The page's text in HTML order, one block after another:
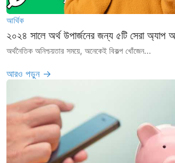
আর্থিক
২০২৪ সালে অর্থ উপার্জনের জন্য ৫টি সেরা অ্যাপ
অর্থনৈতিক অনিশ্চয়তার সময়ে, অনেকেই বিকল্প খোঁজেন...
আরও পড়ুন →